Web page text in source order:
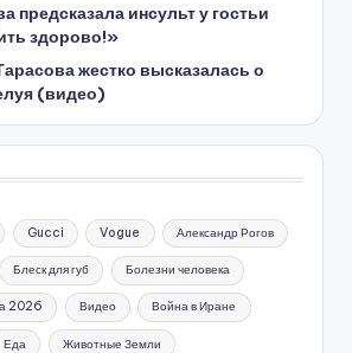
предсказала инсульт у гостьи
здорово!»
жестко высказалась о
(видео)
Gucci Vogue Александр Рогов
Блеск для губ Болезни человека
2026 Видео Война в Иране
Еда Животные Земли